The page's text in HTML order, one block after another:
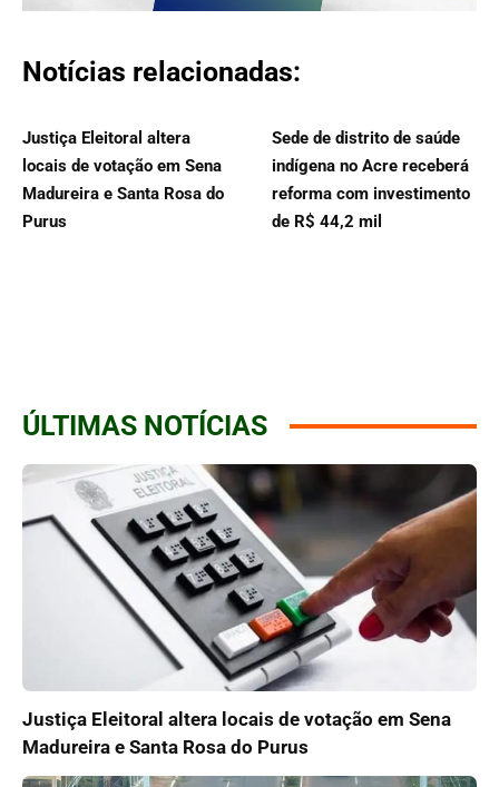
Notícias relacionadas:
Justiça Eleitoral altera
locais de votação em Sena
Madureira e Santa Rosa do
Purus
Sede de distrito de saúde
indígena no Acre receberá
reforma com investimento
de R$ 44,2 mil
ÚLTIMAS NOTÍCIAS
Justiça Eleitoral altera locais de votação em Sena
Madureira e Santa Rosa do Purus